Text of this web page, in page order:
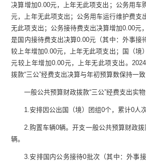
决算增加0.00元， 上年无此项支出 ；公务用车
元， 上年无此项支出 ；公务用车运行维护费支
无此项支出；公务接待费支出决算增加0.00元
是国内接待费支出决算0.00元（其中：外事接
较上年增加0.00元， 上年无此项支出；国（境
元较上年增加0.00元， 上年无此项支出。2024
拨款“三公”经费支出决算与年初预算数保持一致
一般公共预算财政拨款“三公”经费支出实
1.安排因公出国（境）团组0个，累计0人
2.购置车辆0辆。开支一般公共预算财政
辆。
3.安排国内公务接待0批次（其中：外事